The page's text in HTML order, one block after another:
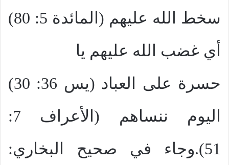
سخط الله عليهم (المائدة 5: 80)
أي غضب الله عليهم يا
حسرة على العباد (يس 36: 30)
اليوم ننساهم (الأعراف 7:
51).وجاء في صحيح البخاري: